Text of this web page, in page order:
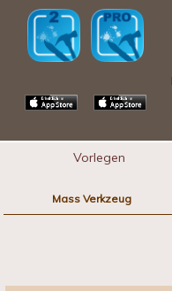
Vorlegen
Mass Verkzeug